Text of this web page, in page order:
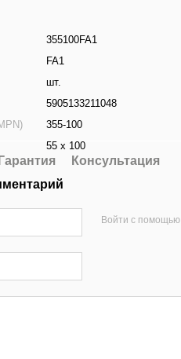
355100FA1
FA1
шт.
5905133211048
355-100
55 x 100
Гарантия
Консультация
Войти с помощью